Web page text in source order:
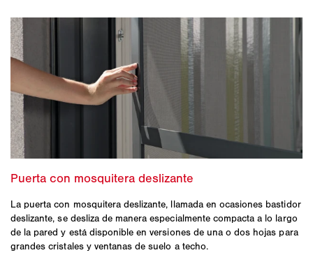
La puerta con mosquitera deslizante, llamada en ocasiones bastidor
deslizante, se desliza de manera especialmente compacta a lo largo
de la pared y está disponible en versiones de una o dos hojas para
grandes cristales y ventanas de suelo a techo.